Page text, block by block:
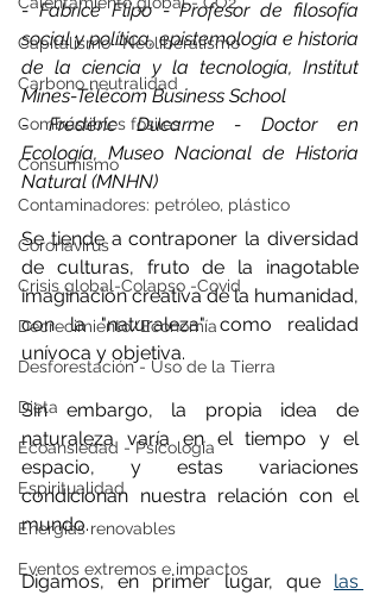
Capitalismo -Neoliberalismo
Carbono neutralidad
Combustibles fósiles
Consumismo
Contaminadores: petróleo, plástico
Coronavirus
Crisis global-Colapso -Covid
Decrecimiento/Economía
Desforestación - Uso de la Tierra
Dieta
Ecoansiedad - Psicología
Espiritualidad
Energías renovables
Eventos extremos e impactos
- Fabrice Flipo - Profesor de filosofía
social y política, epistemología e historia
de la ciencia y la tecnología, Institut
Mines-Télécom Business School
- Frédéric Ducarme - Doctor en
Ecología, Museo Nacional de Historia
Natural (MNHN)
Se tiende a contraponer la diversidad
de culturas, fruto de la inagotable
imaginación creativa de la humanidad,
con la "naturaleza" como realidad
unívoca y objetiva.
Sin embargo, la propia idea de
naturaleza varía en el tiempo y el
espacio, y estas variaciones
condicionan nuestra relación con el
mundo.
Digamos, en primer lugar, que las